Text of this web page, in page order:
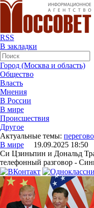
RSS
В закладки
Город (Москва и область)
Общество
Власть
Мнения
В России
В мире
Происшествия
Другое
Актуальные темы:
В мире 19.09.2025 18:50
Си Цзиньпин и Дональд
телефонный разговор -